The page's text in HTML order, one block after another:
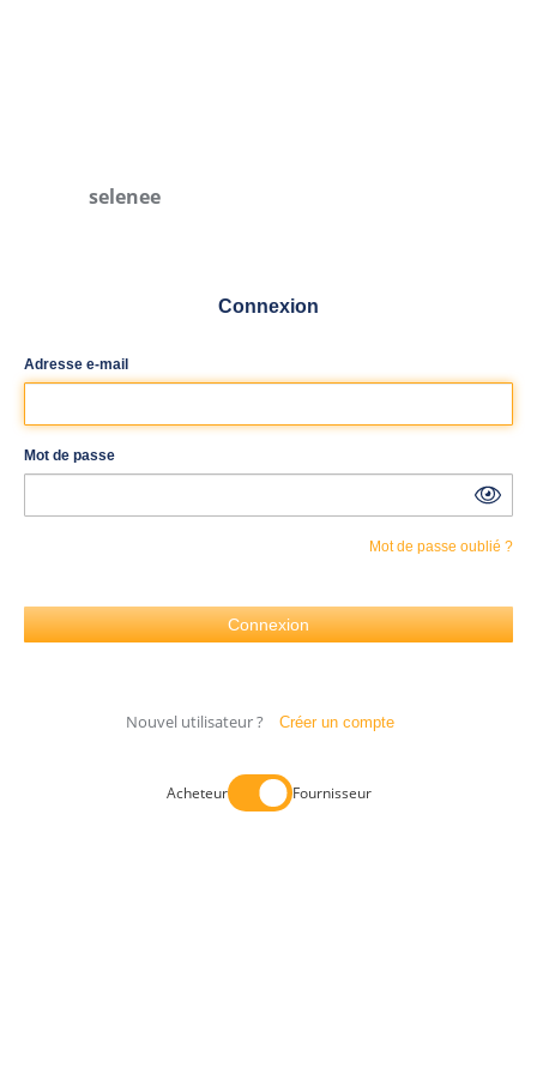
selenee
Connexion
Adresse e-mail
Mot de passe
Mot de passe oublié ?
Nouvel utilisateur ? Créer un compte
Acheteur Fournisseur